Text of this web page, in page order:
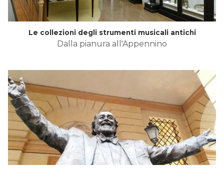
Le collezioni degli strumenti musicali antichi
Dalla pianura all'Appennino